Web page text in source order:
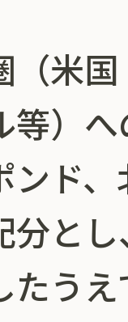
（米
等）
ンド
分と
たう